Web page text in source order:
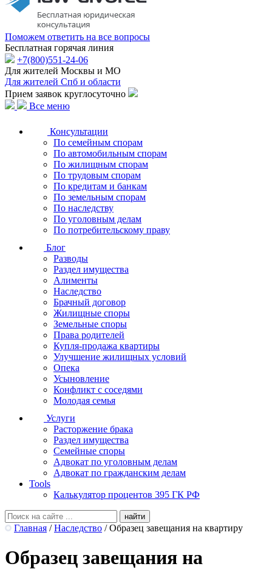
Поможем ответить на все вопросы
Бесплатная горячая линия
+7(800)551-24-06
Для жителей Москвы и МО
Для жителей Спб и области
Прием заявок круглосуточно
Все меню
Консультации
По семейным спорам
По автомобильным спорам
По жилищным спорам
По трудовым спорам
По кредитам и банкам
По земельным спорам
По наследству
По уголовным делам
По потребительскому праву
Блог
Разводы
Раздел имущества
Алименты
Наследство
Брачный договор
Жилищные споры
Земельные споры
Права родителей
Купля-продажа квартиры
Улучшение жилищных условий
Опека
Усыновление
Конфликт с соседями
Молодая семья
Услуги
Расторжение брака
Раздел имущества
Семейные споры
Адвокат по уголовным делам
Адвокат по гражданским делам
Tools
Калькулятор процентов 395 ГК РФ
Главная / Наследство / Образец завещания на квартиру
Образец завещания на